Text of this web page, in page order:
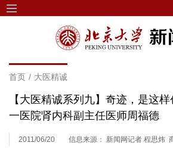
首页 / 大医精诚
【大医精诚系列九】奇迹，是这
一医院肾内科副主任医师周福德
2011/06/20 信息来源： 新闻网记者 程思炜